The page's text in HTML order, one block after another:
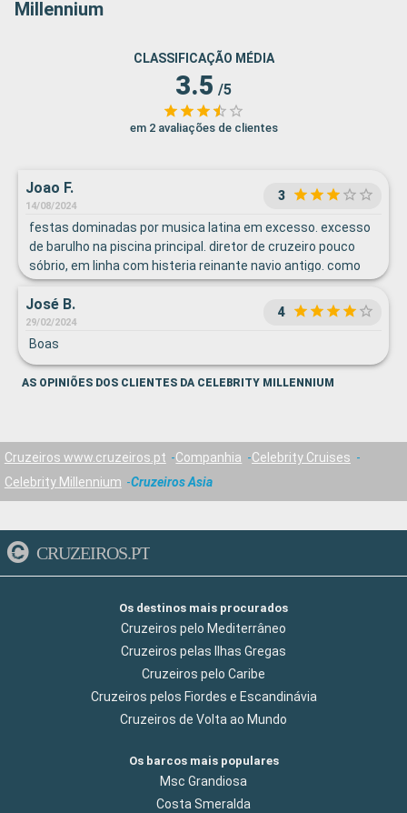
Millennium
CLASSIFICAÇÃO MÉDIA
3.5 /5
em 2 avaliações de clientes
Joao F.
14/08/2024
3
festas dominadas por musica latina em excesso. excesso
de barulho na piscina principal. diretor de cruzeiro pouco
sóbrio, em linha com histeria reinante navio antigo. como
um todo interessante. mas muitas areas mal recuperadas
de que é exemplo a nossa varanda
José B.
29/02/2024
4
Boas
AS OPINIÕES DOS CLIENTES DA CELEBRITY MILLENNIUM
Cruzeiros www.cruzeiros.pt Companhia
Celebrity Cruises
Celebrity Millennium
Cruzeiros Asia
CRUZEIROS.PT
Os destinos mais procurados
Cruzeiros pelo Mediterrâneo
Cruzeiros pelas Ilhas Gregas
Cruzeiros pelo Caribe
Cruzeiros pelos Fiordes e Escandinávia
Cruzeiros de Volta ao Mundo
Os barcos mais populares
Msc Grandiosa
Costa Smeralda